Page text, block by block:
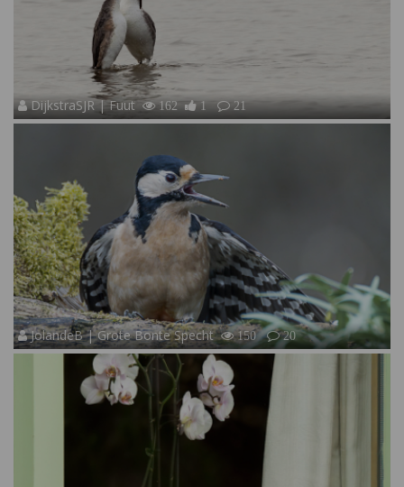
DijkstraSJR | Fuut 162 1 21
JolandeB | Grote Bonte Specht 150 20